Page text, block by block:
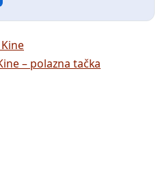
– polazna tačka